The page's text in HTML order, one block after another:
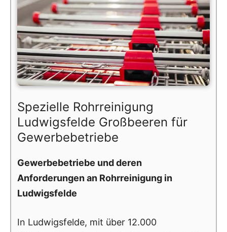
Spezielle Rohrreinigung
Ludwigsfelde Großbeeren für
Gewerbebetriebe
Gewerbebetriebe und deren
Anforderungen an Rohrreinigung in
Ludwigsfelde
In Ludwigsfelde, mit über 12.000